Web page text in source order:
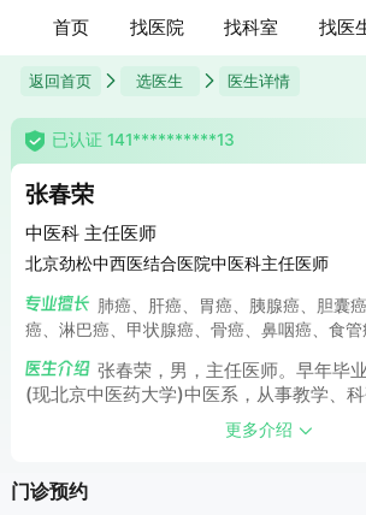
首页 找医院 找科室 找医
返回首页 选医生 医生详情
已认证 141**********13
张春荣
中医科 主任医师
北京劲松中西医结合医院中医科主任医师
肺癌、肝癌、胃癌、胰腺癌、胆囊
癌、淋巴癌、甲状腺癌、骨癌、鼻咽癌、食
甲状腺结节、乳腺增生等癌症、肿瘤疾病。
张春荣，男，主任医师。早年毕
(现北京中医药大学)中医系，从事教学、
余年，承担过本科生、硕士研究生、博士
次的教学任务，曾应邀到香港、新加坡、
更多介绍
门诊预约